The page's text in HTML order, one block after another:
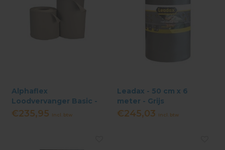
Alphaflex
Loodvervanger Basic -
30 cm x 10 meter - Grijs
€235,95 Incl. btw
Leadax - 50 cm x 6
meter - Grijs
€245,03 Incl. btw